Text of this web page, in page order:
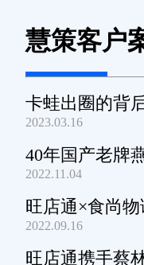
慧策客户
卡蛙出圈的背
家电
2023.03.16
40年国产老牌
化工具的支撑
2022.11.04
旺店通×食尚
食王国”
2022.09.16
旺店通携手蔡